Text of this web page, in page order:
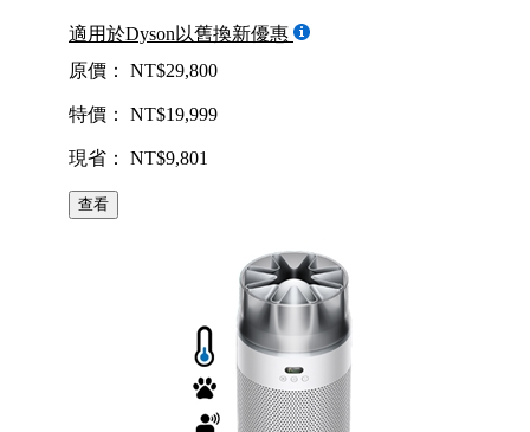
適用於Dyson以舊換新優惠
原價： NT$29,800
特價： NT$19,999
現省： NT$9,801
查看